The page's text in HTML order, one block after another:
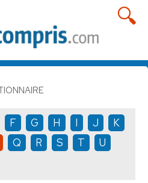
F G H I J
K
Q R S T
U